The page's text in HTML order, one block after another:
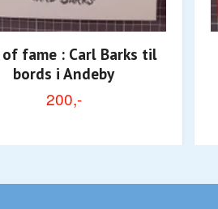
fame : Carl Barks til
bords i Andeby
200,-